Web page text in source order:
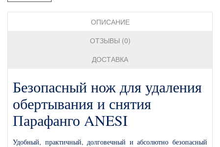
ОПИСАНИЕ
ОТЗЫВЫ (0)
ДОСТАВКА
Безопасный нож для удаления
обертывания и снятия
Парафанго ANESI
Удобный, практичный, долговечный и абсолютно безопасный